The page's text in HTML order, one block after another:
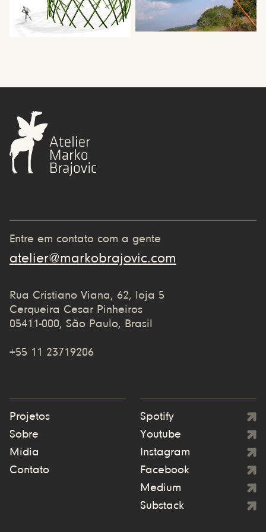
Entre em contato com a gente
atelier@markobrajovic.com
Rua Cristiano Viana, 62, loja 5
Cerqueira Cesar Pinheiros
05411-000, São Paulo, Brasil
+55 11 23719206
Projetos
Sobre
Mídia
Contato
Spotify
Youtube
Instagram
Facebook
Medium
Substack